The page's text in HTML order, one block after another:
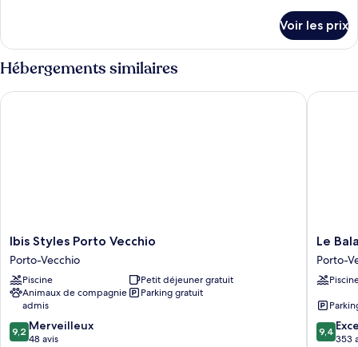
le
type
de
chambre
Chambre
Voir les prix
Hébergements similaires
Ibis
Styles
Porto
Vecchio
Porto-
Vecchio
Ibis Styles Porto Vecchio
Porto-Vecchio
Piscine
Petit déjeuner gratuit
Animaux de compagnie
admis
Parking gratuit
9.2
sur
9,2 Merveilleux
48 avis
Ibis Styles Porto Vecchio
Le
Porto-
Vecchio
Le
Porto-
9.4
sur
9,4
353
Le